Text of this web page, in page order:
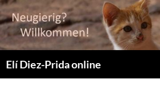
Elí Diez-Prida online